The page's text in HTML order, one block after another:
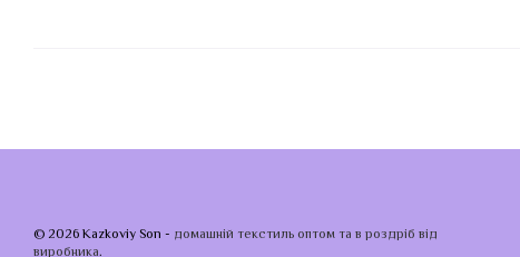
© 2026 Kazkoviy Son - домашній текстиль оптом та в роздріб від